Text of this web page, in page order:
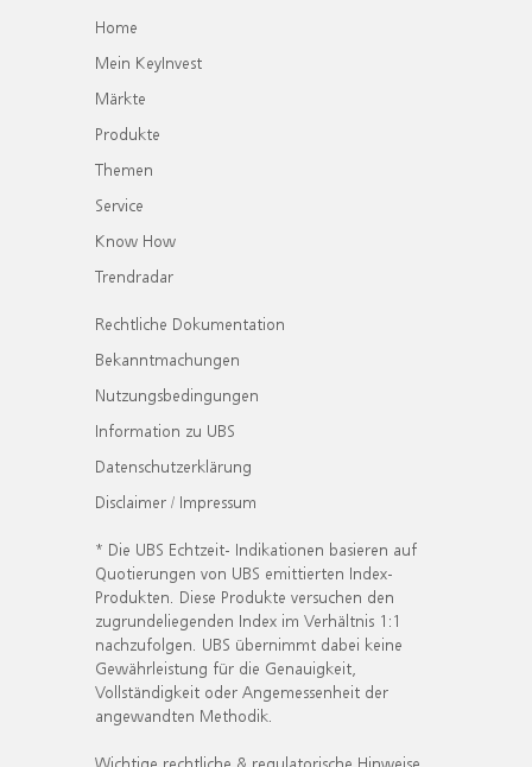
Home
Mein KeyInvest
Märkte
Produkte
Themen
Service
Know How
Trendradar
Rechtliche Dokumentation
Bekanntmachungen
Nutzungsbedingungen
Information zu UBS
Datenschutzerklärung
Disclaimer / Impressum
* Die UBS Echtzeit- Indikationen basieren auf
Quotierungen von UBS emittierten Index-
Produkten. Diese Produkte versuchen den
zugrundeliegenden Index im Verhältnis 1:1
nachzufolgen. UBS übernimmt dabei keine
Gewährleistung für die Genauigkeit,
Vollständigkeit oder Angemessenheit der
angewandten Methodik.